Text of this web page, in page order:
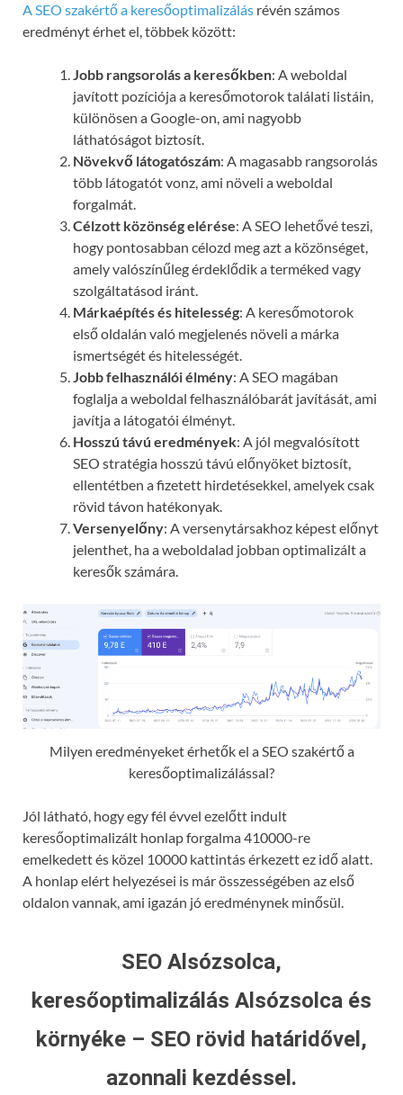
A SEO szakértő a keresőoptimalizálás révén számos
eredményt érhet el, többek között:
Jobb rangsorolás a keresőkben: A weboldal
javított pozíciója a keresőmotorok találati listáin,
különösen a Google-on, ami nagyobb
láthatóságot biztosít.
Növekvő látogatószám: A magasabb rangsorolás
több látogatót vonz, ami növeli a weboldal
forgalmát.
Célzott közönség elérése: A SEO lehetővé teszi,
hogy pontosabban célozd meg azt a közönséget,
amely valószínűleg érdeklődik a terméked vagy
szolgáltatásod iránt.
Márkaépítés és hitelesség: A keresőmotorok
első oldalán való megjelenés növeli a márka
ismertségét és hitelességét.
Jobb felhasználói élmény: A SEO magában
foglalja a weboldal felhasználóbarát javítását, ami
javítja a látogatói élményt.
Hosszú távú eredmények: A jól megvalósított
SEO stratégia hosszú távú előnyöket biztosít,
ellentétben a fizetett hirdetésekkel, amelyek csak
rövid távon hatékonyak.
Versenyelőny: A versenytársakhoz képest előnyt
jelenthet, ha a weboldalad jobban optimalizált a
keresők számára.
Milyen eredményeket érhetők el a SEO szakértő a
keresőoptimalizálással?
Jól látható, hogy egy fél évvel ezelőtt indult
keresőoptimalizált honlap forgalma 410000-re
emelkedett és közel 10000 kattintás érkezett ez idő alatt.
A honlap elért helyezései is már összességében az első
oldalon vannak, ami igazán jó eredménynek minősül.
SEO Alsózsolca,
keresőoptimalizálás Alsózsolca és
környéke – SEO rövid határidővel,
azonnali kezdéssel.